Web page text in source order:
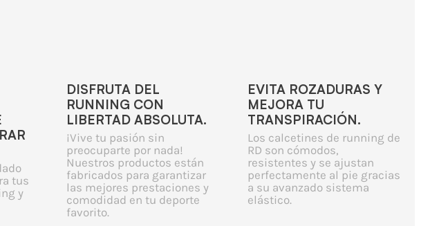
tus
y
DISFRUTA DEL
RUNNING CON
LIBERTAD ABSOLUTA.
¡Vive tu pasión sin
preocuparte por nada!
Nuestros productos están
fabricados para garantizar
las mejores prestaciones y
comodidad en tu deporte
favorito.
EVITA ROZADURAS Y
MEJORA TU
TRANSPIRACIÓN.
Los calcetines de running de
RD son cómodos,
resistentes y se ajustan
perfectamente al pie gracias
a su avanzado sistema
elástico.